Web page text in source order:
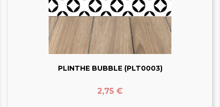
PLINTHE BUBBLE (PLT0003)
Prix
2,75 €